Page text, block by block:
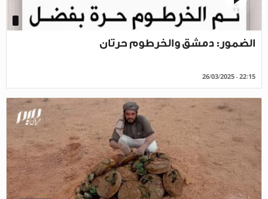
الضمور: دمشق والخرطوم حرتان
26/03/2025 - 22:15